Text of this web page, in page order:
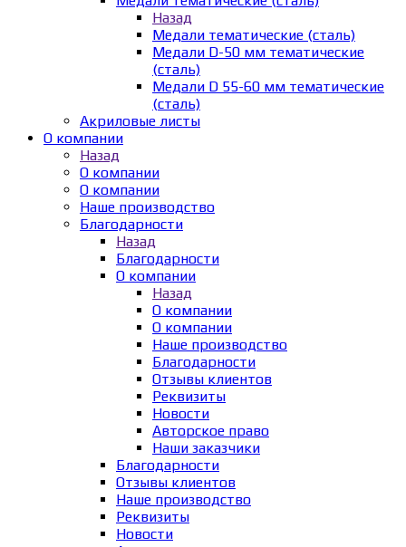
Назад
Медали тематические (сталь)
Медали D-50 мм тематические
(сталь)
Медали D 55-60 мм тематические
(сталь)
Акриловые листы
О компании
Назад
О компании
О компании
Наше производство
Благодарности
Назад
Благодарности
О компании
Назад
О компании
О компании
Наше производство
Благодарности
Отзывы клиентов
Реквизиты
Новости
Авторское право
Наши заказчики
Благодарности
Отзывы клиентов
Наше производство
Реквизиты
Новости